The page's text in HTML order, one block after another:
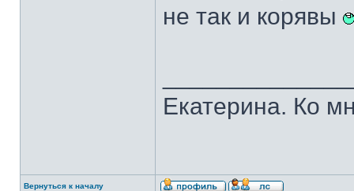
не так и корявы
Екатерина. Ко
Вернуться к началу